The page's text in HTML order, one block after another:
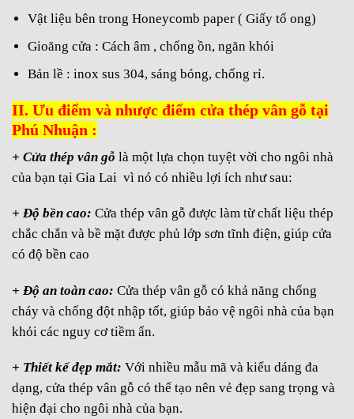
Vật liệu bên trong Honeycomb paper ( Giấy tổ ong)
Gioăng cửa : Cách âm , chống ồn, ngăn khói
Bản lề : inox sus 304, sáng bóng, chống rỉ.
II. Ưu điểm và nhược điểm cửa thép vân gỗ tại
Phú Nhuận :
+ Cửa thép vân gỗ là một lựa chọn tuyệt vời cho ngôi nhà
của bạn tại Gia Lai vì nó có nhiều lợi ích như sau:
+ Độ bền cao: Cửa thép vân gỗ được làm từ chất liệu thép
chắc chắn và bề mặt được phủ lớp sơn tĩnh điện, giúp cửa
có độ bền cao
+ Độ an toàn cao: Cửa thép vân gỗ có khả năng chống
cháy và chống đột nhập tốt, giúp bảo vệ ngôi nhà của bạn
khỏi các nguy cơ tiềm ẩn.
+ Thiết kế đẹp mắt: Với nhiều mẫu mã và kiểu dáng đa
dạng, cửa thép vân gỗ có thể tạo nên vẻ đẹp sang trọng và
hiện đại cho ngôi nhà của bạn.